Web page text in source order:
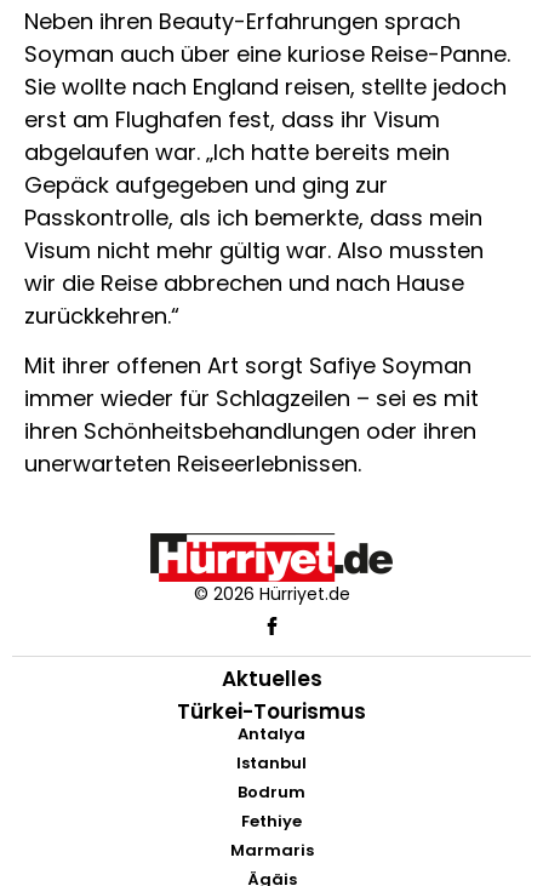
Neben ihren Beauty-Erfahrungen sprach
Soyman auch über eine kuriose Reise-Panne.
Sie wollte nach England reisen, stellte jedoch
erst am Flughafen fest, dass ihr Visum
abgelaufen war. „Ich hatte bereits mein
Gepäck aufgegeben und ging zur
Passkontrolle, als ich bemerkte, dass mein
Visum nicht mehr gültig war. Also mussten
wir die Reise abbrechen und nach Hause
zurückkehren.“
Mit ihrer offenen Art sorgt Safiye Soyman
immer wieder für Schlagzeilen – sei es mit
ihren Schönheitsbehandlungen oder ihren
unerwarteten Reiseerlebnissen.
© 2026 Hürriyet.de
Aktuelles
Türkei-Tourismus
Antalya
Istanbul
Bodrum
Fethiye
Marmaris
Ägäis